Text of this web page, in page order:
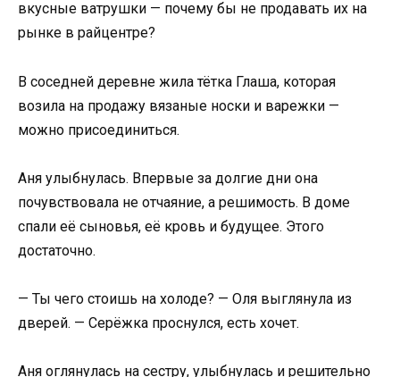
вкусные ватрушки — почему бы не продавать их на
рынке в райцентре?
В соседней деревне жила тётка Глаша, которая
возила на продажу вязаные носки и варежки —
можно присоединиться.
Аня улыбнулась. Впервые за долгие дни она
почувствовала не отчаяние, а решимость. В доме
спали её сыновья, её кровь и будущее. Этого
достаточно.
— Ты чего стоишь на холоде? — Оля выглянула из
дверей. — Серёжка проснулся, есть хочет.
Аня оглянулась на сестру, улыбнулась и решительно